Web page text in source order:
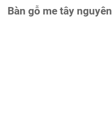
Bàn gỗ me tây